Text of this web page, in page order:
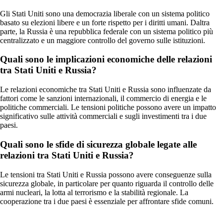
Gli Stati Uniti sono una democrazia liberale con un sistema politico
basato su elezioni libere e un forte rispetto per i diritti umani. Daltra
parte, la Russia è una repubblica federale con un sistema politico più
centralizzato e un maggiore controllo del governo sulle istituzioni.
Quali sono le implicazioni economiche delle relazioni
tra Stati Uniti e Russia?
Le relazioni economiche tra Stati Uniti e Russia sono influenzate da
fattori come le sanzioni internazionali, il commercio di energia e le
politiche commerciali. Le tensioni politiche possono avere un impatto
significativo sulle attività commerciali e sugli investimenti tra i due
paesi.
Quali sono le sfide di sicurezza globale legate alle
relazioni tra Stati Uniti e Russia?
Le tensioni tra Stati Uniti e Russia possono avere conseguenze sulla
sicurezza globale, in particolare per quanto riguarda il controllo delle
armi nucleari, la lotta al terrorismo e la stabilità regionale. La
cooperazione tra i due paesi è essenziale per affrontare sfide comuni.